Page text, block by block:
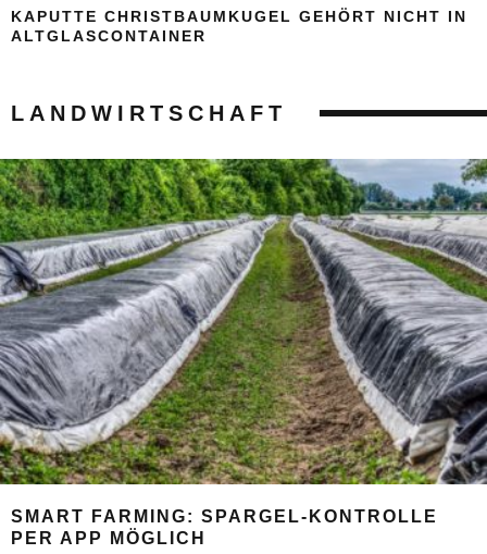
KAPUTTE CHRISTBAUMKUGEL GEHÖRT NICHT IN
ALTGLASCONTAINER
LANDWIRTSCHAFT
SMART FARMING: SPARGEL-KONTROLLE
PER APP MÖGLICH